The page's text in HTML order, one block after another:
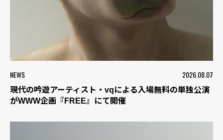
NEWS 2026.08.07
現代の吟遊アーティスト・vqによる入場無料の単独公演
がWWW企画『FREE』にて開催